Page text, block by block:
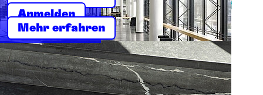
Anmelden
Mehr erfahren